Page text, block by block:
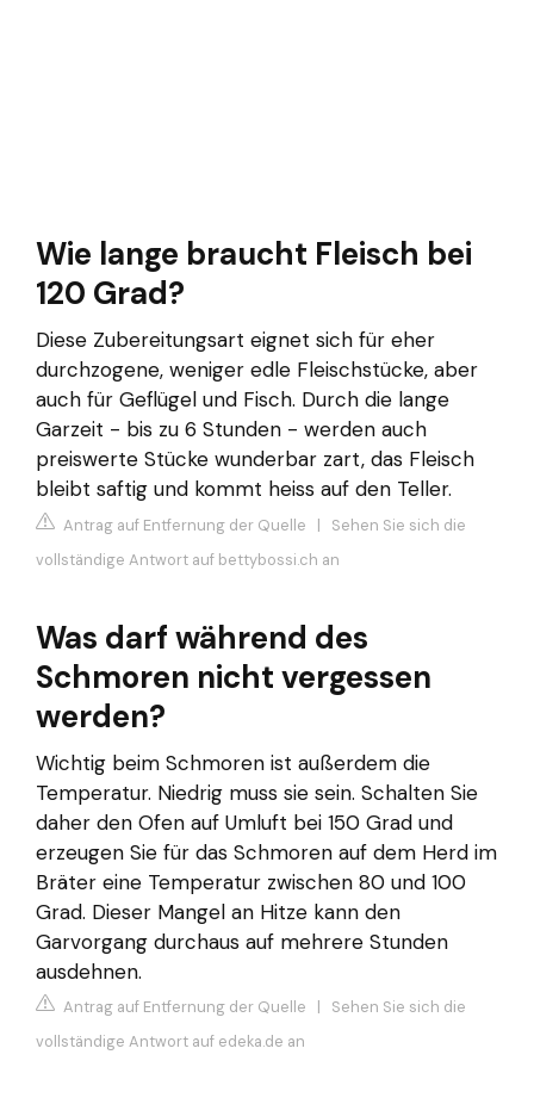
Wie lange braucht Fleisch bei
120 Grad?
Diese Zubereitungsart eignet sich für eher
durchzogene, weniger edle Fleischstücke, aber
auch für Geflügel und Fisch. Durch die lange
Garzeit - bis zu 6 Stunden - werden auch
preiswerte Stücke wunderbar zart, das Fleisch
bleibt saftig und kommt heiss auf den Teller.
Antrag auf Entfernung der Quelle | Sehen Sie sich die
vollständige Antwort auf bettybossi.ch an
Was darf während des
Schmoren nicht vergessen
werden?
Wichtig beim Schmoren ist außerdem die
Temperatur. Niedrig muss sie sein. Schalten Sie
daher den Ofen auf Umluft bei 150 Grad und
erzeugen Sie für das Schmoren auf dem Herd im
Bräter eine Temperatur zwischen 80 und 100
Grad. Dieser Mangel an Hitze kann den
Garvorgang durchaus auf mehrere Stunden
ausdehnen.
Antrag auf Entfernung der Quelle | Sehen Sie sich die
vollständige Antwort auf edeka.de an